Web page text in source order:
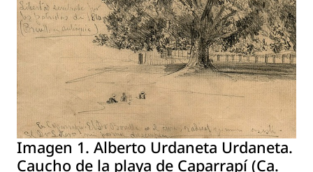
Imagen 1. Alberto Urdaneta Urdaneta.
Caucho de la playa de Caparrapí (Ca.